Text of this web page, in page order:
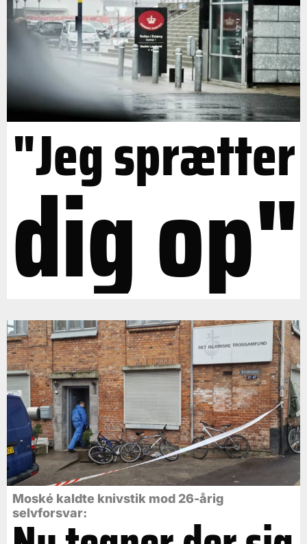
"Jeg sprætter
dig op"
Moské kaldte knivstik mod 26-årig
selvforsvar: